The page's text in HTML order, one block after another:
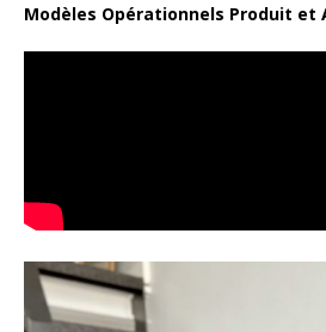
Modèles Opérationnels Produit et